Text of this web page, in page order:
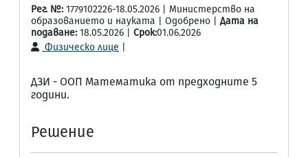
Рег. №: 1779102226-18.05.2026 | Министерство на
образованието и науката | Одобрено | Дата на
подаване: 18.05.2026 | Срок:01.06.2026
Физическо лице
ДЗИ - ООП Математика от предходните 5
години.
Решение